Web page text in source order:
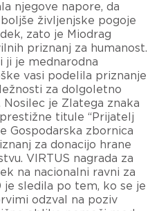
njegove napore, da
življenjske pogoje
zato je Miodrag
priznanj za humanost.
ji je mednarodna
vasi podelila priznanje
za dolgoletno
je Zlatega znaka
titule “Prijatelj
Gospodarska zbornica
za donacijo hrane
VIRTUS nagrada za
na nacionalni ravni za
je sledila po tem, ko se je
odzval na poziv